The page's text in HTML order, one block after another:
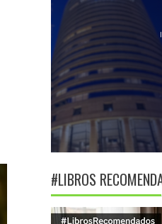
#LIBROS